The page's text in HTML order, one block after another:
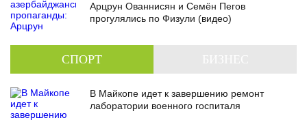
Арцрун Ованнисян и Семён Пегов
прогулялись по Физули (видео)
СПОРТ
В Майкопе идет к завершению ремонт
лаборатории военного госпиталя